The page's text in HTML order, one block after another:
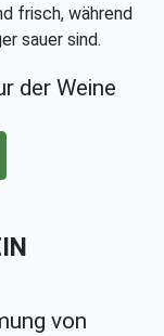
frisch, während
sauer sind.
von